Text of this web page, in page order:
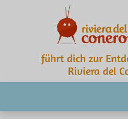
führt dich zur
Riviera del